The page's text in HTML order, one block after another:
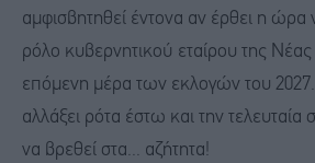
αμφισβητηθεί έντονα αν έρθει η ώρα
ρόλο κυβερνητικού εταίρου της
επόμενη μέρα των εκλογών του 2027.
αλλάξει ρότα έστω και την τελευταία
να βρεθεί στα... αζήτητα!